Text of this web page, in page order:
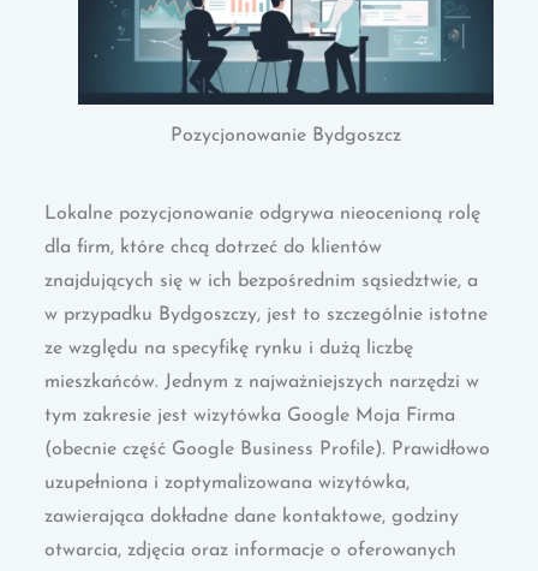
Pozycjonowanie Bydgoszcz
Lokalne pozycjonowanie odgrywa nieocenioną rolę
dla firm, które chcą dotrzeć do klientów
znajdujących się w ich bezpośrednim sąsiedztwie, a
w przypadku Bydgoszczy, jest to szczególnie istotne
ze względu na specyfikę rynku i dużą liczbę
mieszkańców. Jednym z najważniejszych narzędzi w
tym zakresie jest wizytówka Google Moja Firma
(obecnie część Google Business Profile). Prawidłowo
uzupełniona i zoptymalizowana wizytówka,
zawierająca dokładne dane kontaktowe, godziny
otwarcia, zdjęcia oraz informacje o oferowanych